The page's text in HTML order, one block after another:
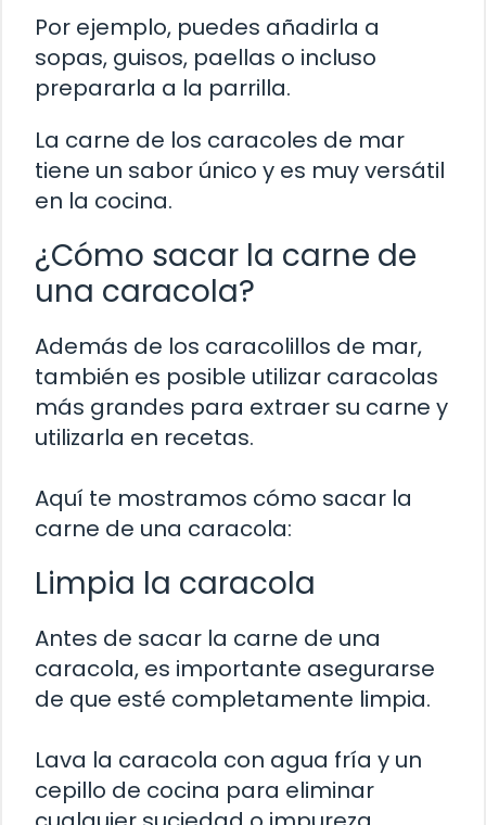
Por ejemplo, puedes añadirla a
sopas, guisos, paellas o incluso
prepararla a la parrilla.
La carne de los caracoles de mar
tiene un sabor único y es muy versátil
en la cocina.
¿Cómo sacar la carne de
una caracola?
Además de los caracolillos de mar,
también es posible utilizar caracolas
más grandes para extraer su carne y
utilizarla en recetas.
Aquí te mostramos cómo sacar la
carne de una caracola:
Limpia la caracola
Antes de sacar la carne de una
caracola, es importante asegurarse
de que esté completamente limpia.
Lava la caracola con agua fría y un
cepillo de cocina para eliminar